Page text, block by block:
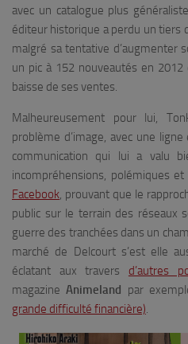
avec un catalogue plus
éditeur historique a perdu un tiers
malgré sa tentative d’augmenter
un pic à 152 nouveautés en 2012
baisse de ses ventes.
Malheureusement pour lui,
problème d’image, avec une
communication qui lui a valu
incompréhensions, polémiques
Facebook, prouvant que le
public sur le terrain des réseaux
guerre des tranchées dans un
marché de Delcourt s’est elle
éclatant aux travers d’autres
magazineAnimeland par
grande difficulté financière).